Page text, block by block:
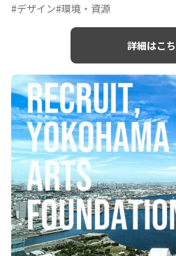
#デザイン#環境・資源
詳細はこ